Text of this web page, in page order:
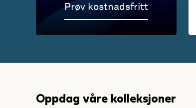
Prøv kostnadsfritt
Oppdag våre kolleksjoner